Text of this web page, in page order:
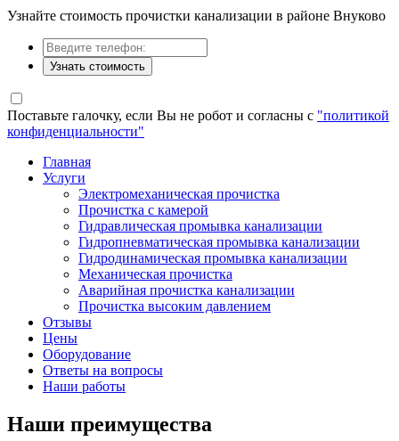
Узнайте стоимость прочистки канализации в районе Внуково
Узнать стоимость
Поставьте галочку, если Вы не робот и согласны с "политикой
конфиденциальности"
Главная
Услуги
Электромеханическая прочистка
Прочистка с камерой
Гидравлическая промывка канализации
Гидропневматическая промывка канализации
Гидродинамическая промывка канализации
Механическая прочистка
Аварийная прочистка канализации
Прочистка высоким давлением
Отзывы
Цены
Оборудование
Ответы на вопросы
Наши работы
Наши преимущества